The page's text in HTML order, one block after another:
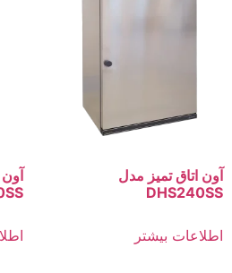
آون اتاق تمیز مدل
DHS240SS
اطلاعات بیشتر